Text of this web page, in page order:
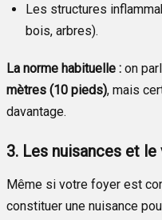
Les structures
bois, arbres).
La norme habituelle : on
mètres (10 pieds), mais
davantage.
3. Les nuisances et
Même si votre foyer est
constituer une nuisance